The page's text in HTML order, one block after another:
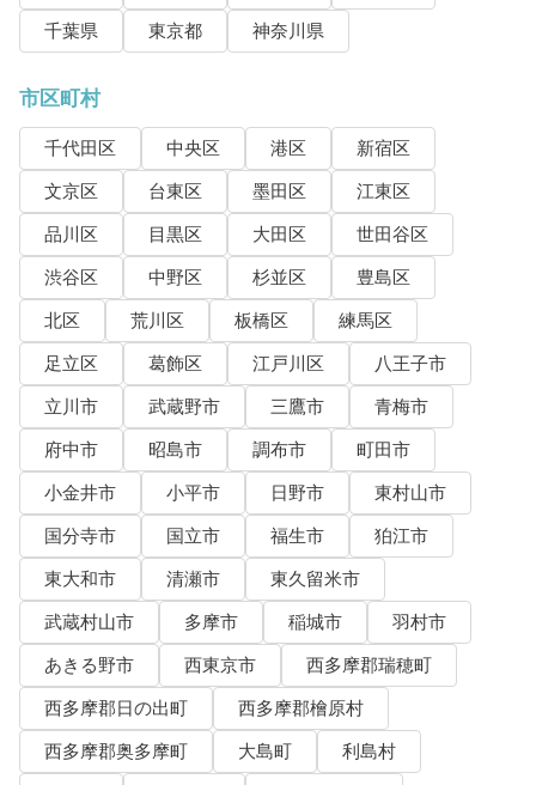
千葉県
東京都 神奈川県
市区町村
千代田区 中央区 港区
新宿区
文京区
台東区 墨田区
江東区
品川区
目黒区 大田区
世田谷区
渋谷区
中野区 杉並区
豊島区
北区
荒川区 板橋区
練馬区
足立区
葛飾区 江戸川区
八王子市
立川市
武蔵野市 三鷹市
青梅市
府中市
昭島市 調布市
町田市
小金井市
小平市 日野市
東村山市
国分寺市
国立市 福生市
狛江市
東大和市
清瀬市
東久留米市
武蔵村山市
多摩市 稲城市
羽村市
あきる野市
西東京市
西多摩郡瑞穂町
西多摩郡日の出町
西多摩郡檜原村
西多摩郡奥多摩町
大島町
利島村